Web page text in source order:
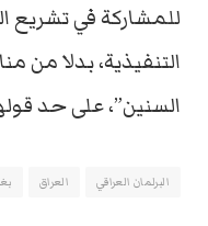
للمشاركة في تشريع
التنفيذية، بدلا من
السنين”، على حد
البرلمان العراقي العراق